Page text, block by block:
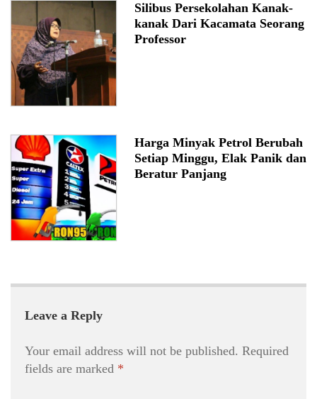
Silibus Persekolahan Kanak-
kanak Dari Kacamata Seorang
Professor
Harga Minyak Petrol Berubah
Setiap Minggu, Elak Panik dan
Beratur Panjang
Leave a Reply
Your email address will not be published. Required
fields are marked *